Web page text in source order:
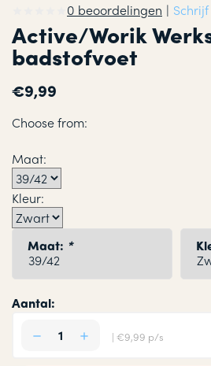
0 beoordelingen |
Active/Worik
badstofvoet
€9,99
Choose from:
Maat:
Kleur:
Maat: *
Aantal:
| €9,99 p/s